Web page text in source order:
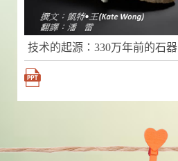
技术的起源：330万年前的石器